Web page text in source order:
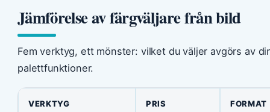
Jämförelse av färgväljare från bild
Fem verktyg, ett mönster: vilket du väljer avgörs av
palettfunktioner.
VERKTYG PRIS FORMAT